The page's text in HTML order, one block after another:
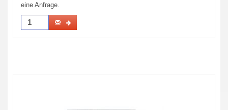
eine Anfrage.